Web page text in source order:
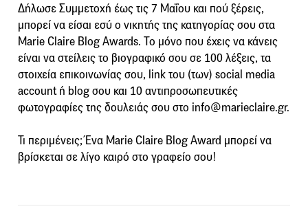
Δήλωσε Συμμετοχή έως τις 7 Μαΐου και πού ξέρεις,
μπορεί να είσαι εσύ ο νικητής της κατηγορίας σου στα
Marie Claire Blog Awards. Το μόνο που έχεις να κάνεις
είναι να στείλεις το βιογραφικό σου σε 100 λέξεις, τα
στοιχεία επικοινωνίας σου, link του (των) social media
account ή blog σου και 10 αντιπροσωπευτικές
φωτογραφίες της δουλειάς σου στο info@marieclaire.gr.
Τι περιμένεις; Ένα Marie Claire Blog Award μπορεί να
βρίσκεται σε λίγο καιρό στο γραφείο σου!